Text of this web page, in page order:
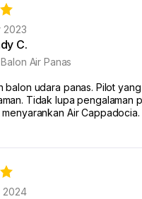
2023
C.
Air Panas
balon udara panas. Pilot yang
Tidak lupa pengalaman
Air Cappadocia.
2024